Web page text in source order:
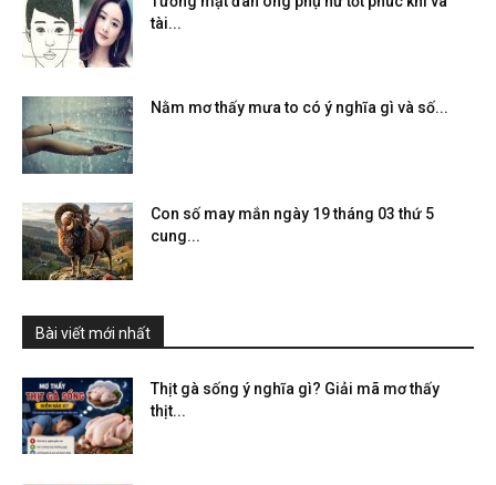
tài...
Nằm mơ thấy mưa to có ý nghĩa gì và số...
Con số may mắn ngày 19 tháng 03 thứ 5
cung...
Bài viết mới nhất
Thịt gà sống ý nghĩa gì? Giải mã mơ thấy
thịt...